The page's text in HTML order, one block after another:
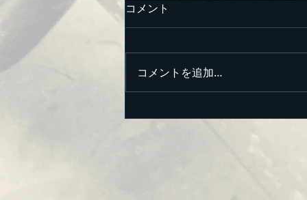
ソフトクリーム型サイン
コメント
コメントを追加…